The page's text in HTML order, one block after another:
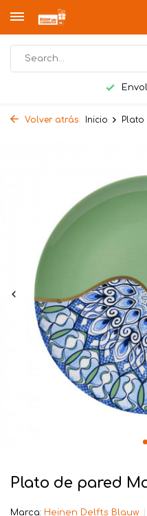
Volver atrás Inicio
Plato de pared
Marca: Heinen Delfts Blauw